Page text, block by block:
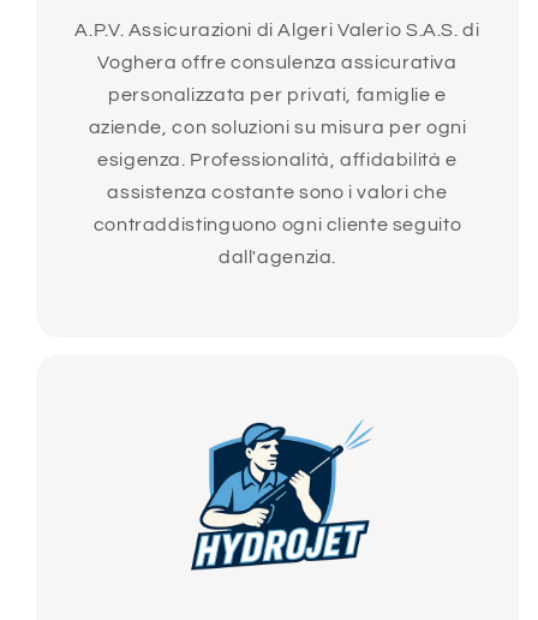
A.P.V. Assicurazioni di Algeri Valerio S.A.S. di
Voghera offre consulenza assicurativa
personalizzata per privati, famiglie e
aziende, con soluzioni su misura per ogni
esigenza. Professionalità, affidabilità e
assistenza costante sono i valori che
contraddistinguono ogni cliente seguito
dall'agenzia.